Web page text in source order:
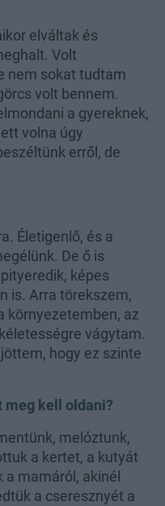
elváltak és
Volt
nem sokat tudtam
volt bennem.
a gyereknek,
volna úgy
erről, de
Életigenlő, és a
De ő is
képes
is. Arra törekszem,
környezetemben, az
vágytam.
hogy ez szinte
meg kell oldani?
melóztunk,
a kertet, a kutyát
mamáról, akinél
a cseresznyét a